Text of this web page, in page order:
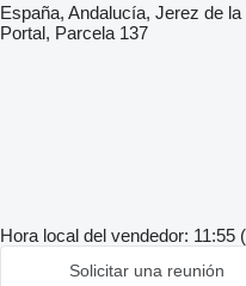
España, Andalucía, Jerez de
Portal, Parcela 137
Hora local del vendedor: 11:55
Solicitar una reunión